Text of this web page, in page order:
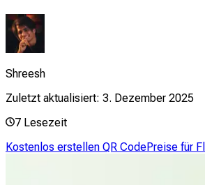
Shreesh
Zuletzt aktualisiert: 3. Dezember 2025
7 Lesezeit
Kostenlos erstellen QR CodePreise für